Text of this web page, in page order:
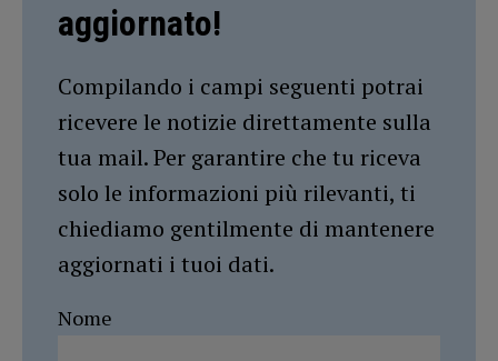
aggiornato!
Compilando i campi seguenti potrai
ricevere le notizie direttamente sulla
tua mail. Per garantire che tu riceva
solo le informazioni più rilevanti, ti
chiediamo gentilmente di mantenere
aggiornati i tuoi dati.
Nome